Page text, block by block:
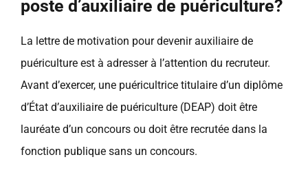
poste d’auxiliaire de puériculture?
La lettre de motivation pour devenir auxiliaire de
puériculture est à adresser à l’attention du recruteur.
Avant d’exercer, une puéricultrice titulaire d’un diplôme
d’État d’auxiliaire de puériculture (DEAP) doit être
lauréate d’un concours ou doit être recrutée dans la
fonction publique sans un concours.